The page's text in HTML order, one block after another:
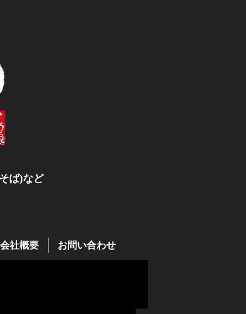
ば)など
会社概要 お問い合わせ